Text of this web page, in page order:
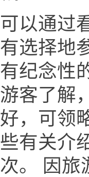
可以通过
有选择地
有纪念性
游客了解
好，可领
些有关介
次。 因旅